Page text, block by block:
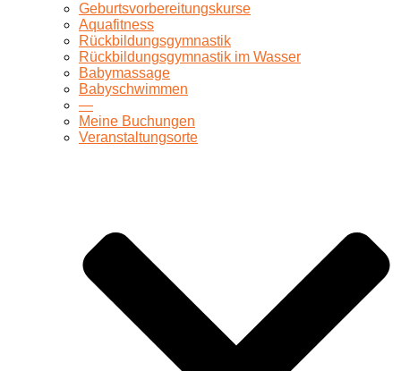
Geburtsvorbereitungskurse
Aquafitness
Rückbildungsgymnastik
Rückbildungsgymnastik im Wasser
Babymassage
Babyschwimmen
—
Meine Buchungen
Veranstaltungsorte